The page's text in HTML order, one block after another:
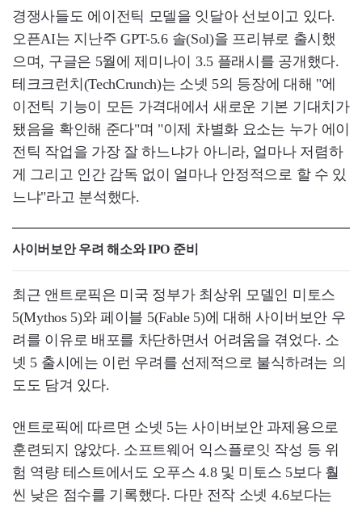
경쟁사들도 에이전틱 모델을 잇달아 선보이고 있다.
오픈AI는 지난주 GPT-5.6 솔(Sol)을 프리뷰로 출시했
으며, 구글은 5월에 제미나이 3.5 플래시를 공개했다.
테크크런치(TechCrunch)는 소넷 5의 등장에 대해 "에
이전틱 기능이 모든 가격대에서 새로운 기본 기대치가
됐음을 확인해 준다"며 "이제 차별화 요소는 누가 에이
전틱 작업을 가장 잘 하느냐가 아니라, 얼마나 저렴하
게 그리고 인간 감독 없이 얼마나 안정적으로 할 수 있
느냐"라고 분석했다.
사이버보안 우려 해소와 IPO 준비
최근 앤트로픽은 미국 정부가 최상위 모델인 미토스
5(Mythos 5)와 페이블 5(Fable 5)에 대해 사이버보안 우
려를 이유로 배포를 차단하면서 어려움을 겪었다. 소
넷 5 출시에는 이런 우려를 선제적으로 불식하려는 의
도도 담겨 있다.
앤트로픽에 따르면 소넷 5는 사이버보안 과제용으로
훈련되지 않았다. 소프트웨어 익스플로잇 작성 등 위
험 역량 테스트에서도 오푸스 4.8 및 미토스 5보다 훨
씬 낮은 점수를 기록했다. 다만 전작 소넷 4.6보다는